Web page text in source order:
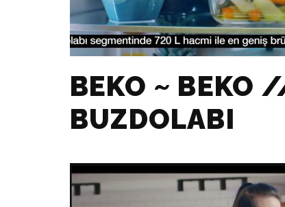
BEKO ~ BEKO
BUZDOLABI